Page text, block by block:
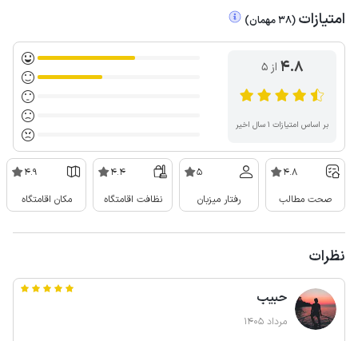
امتیازات (
38مهمان)
4.8 از ۵
بر اساس امتیازات ۱ سال اخیر
4.8
صحت مطالب
5
رفتار میزبان
4.4
نظافت اقامتگاه
4.9
مکان اقامتگاه
نظرات
حبیب
مرداد 1405